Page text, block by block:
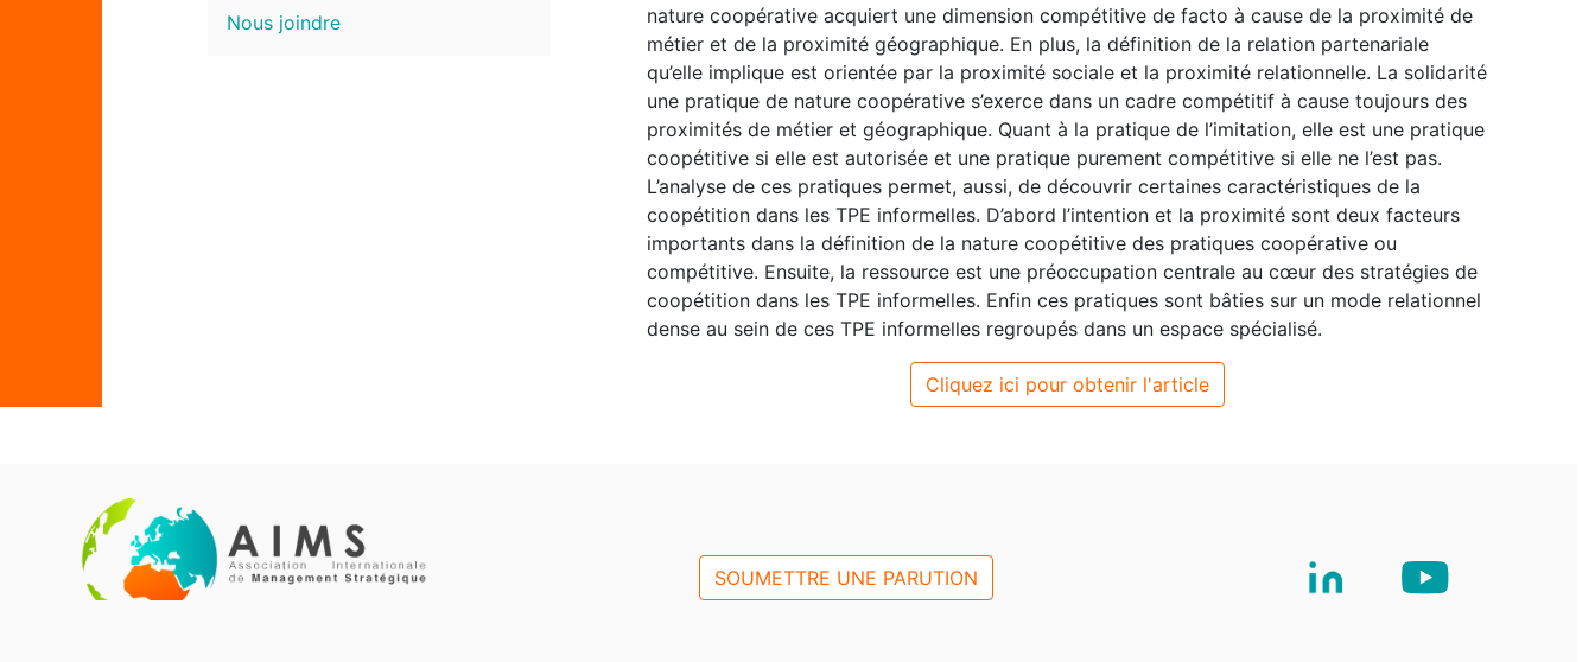
Nous joindre
nature coopérative acquiert une dimension compétitive de facto à cause de la proximité de
métier et de la proximité géographique. En plus, la définition de la relation partenariale
qu’elle implique est orientée par la proximité sociale et la proximité relationnelle. La solidarité
une pratique de nature coopérative s’exerce dans un cadre compétitif à cause toujours des
proximités de métier et géographique. Quant à la pratique de l’imitation, elle est une pratique
coopétitive si elle est autorisée et une pratique purement compétitive si elle ne l’est pas.
L’analyse de ces pratiques permet, aussi, de découvrir certaines caractéristiques de la
coopétition dans les TPE informelles. D’abord l’intention et la proximité sont deux facteurs
importants dans la définition de la nature coopétitive des pratiques coopérative ou
compétitive. Ensuite, la ressource est une préoccupation centrale au cœur des stratégies de
coopétition dans les TPE informelles. Enfin ces pratiques sont bâties sur un mode relationnel
dense au sein de ces TPE informelles regroupés dans un espace spécialisé.
Cliquez ici pour obtenir l'article
SOUMETTRE UNE PARUTION